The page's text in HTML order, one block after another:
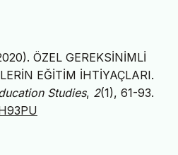
ÖZEL GEREKSİNİMLİ
EĞİTİM İHTİYAÇLARI.
Studies, 2(1), 61-93.